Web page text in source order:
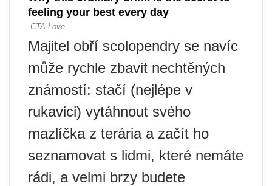
Majitel obří scolopendry se navíc
může rychle zbavit nechtěných
známostí: stačí (nejlépe v
rukavici) vytáhnout svého
mazlíčka z terária a začít ho
seznamovat s lidmi, které nemáte
rádi, a velmi brzy budete